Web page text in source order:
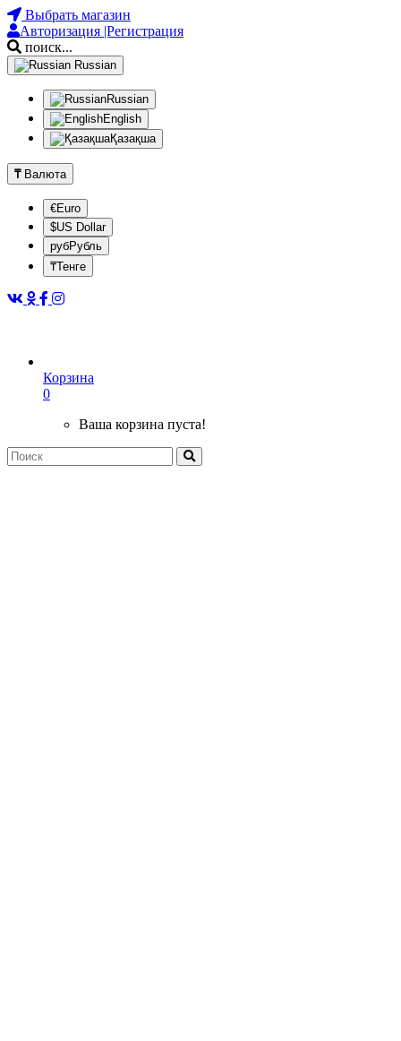
Выбрать магазин
Авторизация |Регистрация
поиск...
Russian
Russian
English
Қазақша
₸ Валюта
€Euro
$US Dollar
рубРубль
₸Тенге
Корзина
0
Ваша корзина пуста!